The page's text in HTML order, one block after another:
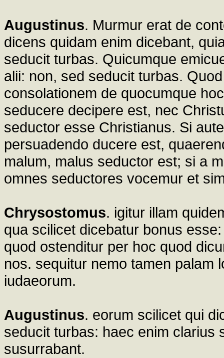
Augustinus. Murmur erat de
dicens quidam enim dicebant,
seducit turbas. Quicumque
alii: non, sed seducit turbas.
consolationem de quocumque
seducere decipere est, nec
seductor esse Christianus. Si
persuadendo ducere est,
malum, malus seductor est; si a
omnes seductores vocemur et
Chrysostomus. igitur illam
qua scilicet dicebatur bonus
quod ostenditur per hoc quod
nos. sequitur nemo tamen palam
iudaeorum.
Augustinus. eorum scilicet qui
seducit turbas: haec enim clarius
susurrabant.